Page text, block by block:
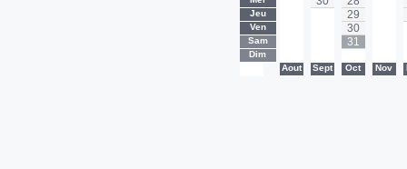
Jeu
Ven
Sam
Dim
Aout Sept
29
30
31
Oct Nov